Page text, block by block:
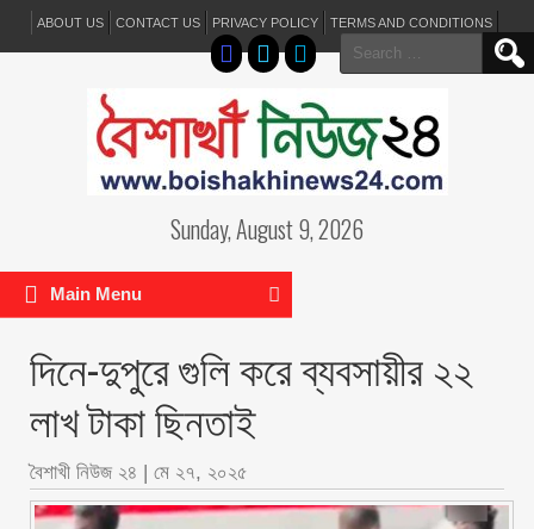
ABOUT US CONTACT US PRIVACY POLICY TERMS AND CONDITIONS
Search
for:
Sunday, August 9, 2026
Main Menu
দিনে-দুপুরে গুলি করে ব্যবসায়ীর ২২
লাখ টাকা ছিনতাই
বৈশাখী নিউজ ২৪ | মে ২৭, ২০২৫